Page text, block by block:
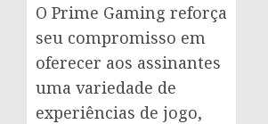
O Prime Gaming reforça
seu compromisso em
oferecer aos assinantes
uma variedade de
experiências de jogo,